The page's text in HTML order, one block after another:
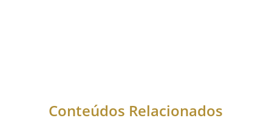
Conteúdos Relacionados